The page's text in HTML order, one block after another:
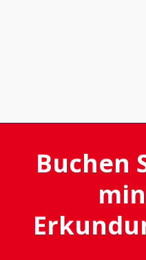
Buchen